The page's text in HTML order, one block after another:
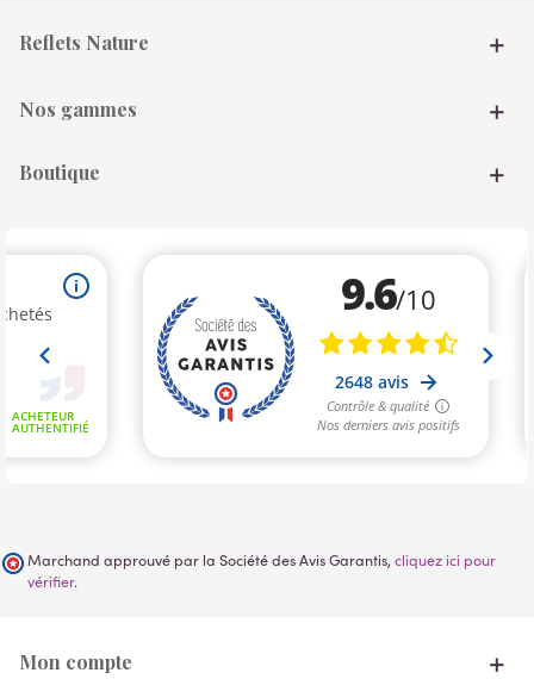
Reflets Nature
Nos gammes
Boutique
Marchand approuvé par la Société des Avis Garantis, cliquez ici pour
vérifier.
Mon compte